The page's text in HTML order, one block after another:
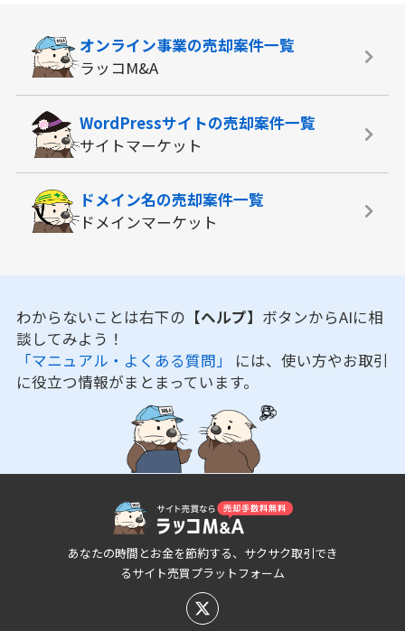
オンライン事業の売却案件一覧
ラッコM&A
WordPressサイトの売却案件一覧
サイトマーケット
ドメイン名の売却案件一覧
ドメインマーケット
わからないことは右下の 【ヘルプ】 ボタンからAIに相
談してみよう！
「マニュアル・よくある質問」 には、使い方やお取引
に役立つ情報がまとまっています。
あなたの時間とお金を節約する、サクサク取引でき
るサイト売買プラットフォーム